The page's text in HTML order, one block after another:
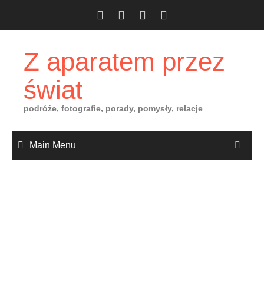
Z aparatem przez
świat
podróże, fotografie, porady, pomysły, relacje
Main Menu